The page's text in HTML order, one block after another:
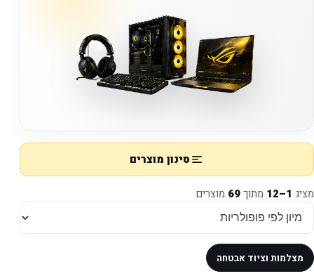
סינון מוצרים
מציג 1–12 מתוך69 מוצרים
מצלמות וציוד אבטחה